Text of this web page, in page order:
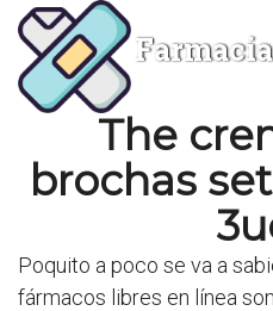
The
brochas
Poquito a poco se va a
fármacos libres en línea